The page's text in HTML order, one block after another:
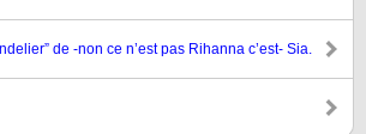
de -non ce n’est pas Rihanna c’est- Sia.